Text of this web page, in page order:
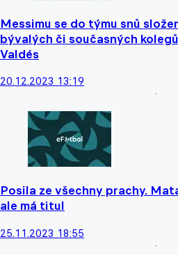
Messimu se do týmu snů
bývalých či současných
Valdés
20.12.2023 13:19
Posila ze všechny prachy.
ale má titul
25.11.2023 18:55